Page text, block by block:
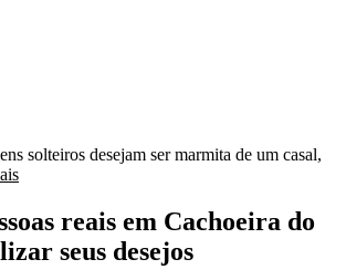
solteiros desejam ser marmita de um casal,
reais em Cachoeira do
seus desejos